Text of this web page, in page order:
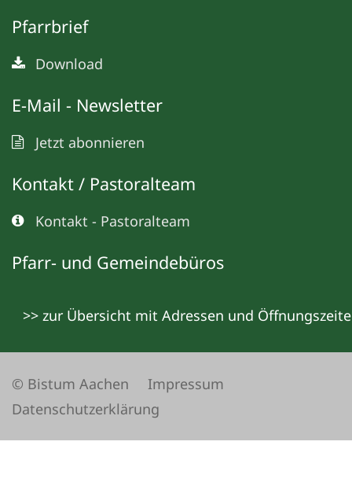
Pfarrbrief
Download
E-Mail - Newsletter
Jetzt abonnieren
Kontakt / Pastoralteam
Kontakt - Pastoralteam
Pfarr- und Gemeindebüros
>> zur Übersicht mit Adressen und
© Bistum Aachen
Impressum
Datenschutzerklärung